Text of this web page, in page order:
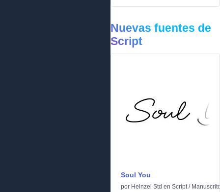
Nuevas fuentes de
Script
Soul You
por Heinzel Std en Script/